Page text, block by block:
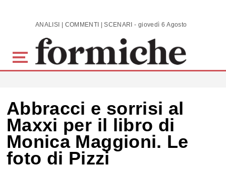
Skip to main content ANALISI | COMMENTI | SCENARI - giovedì 6 Agosto 2026
Abbracci e sorrisi al
Maxxi per il libro di
Monica Maggioni. Le
foto di Pizzi